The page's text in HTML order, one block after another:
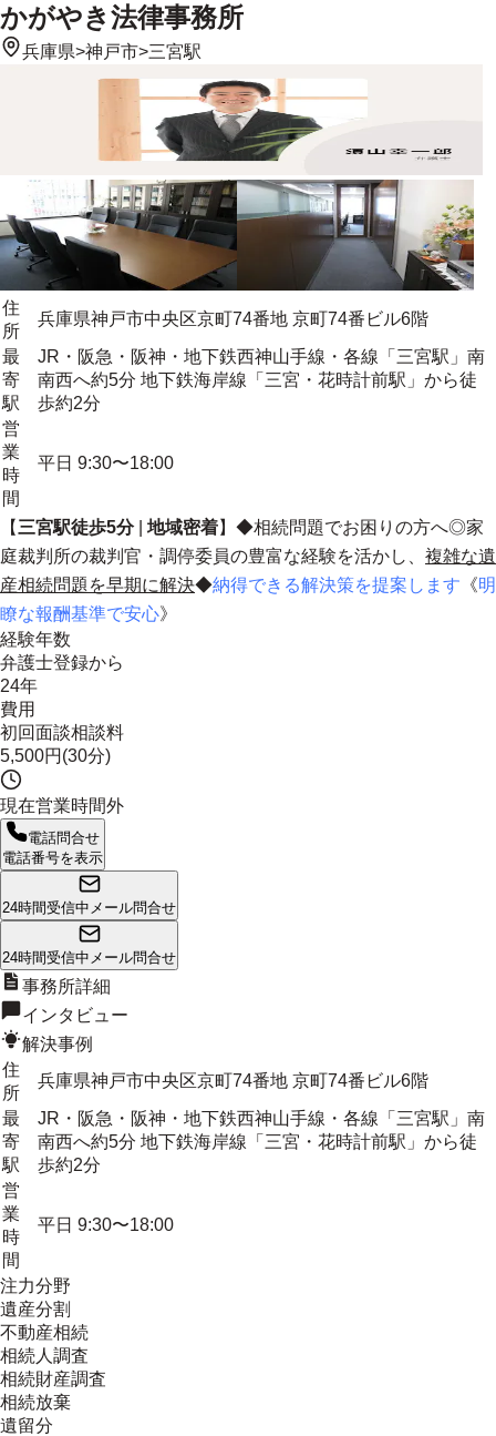
かがやき法律事務所
兵庫県>神戸市>三宮駅
住
所
兵庫県神戸市中央区京町74番地 京町74番ビル6階
最
寄
駅
JR・阪急・阪神・地下鉄西神山手線・各線「三宮駅」南
南西へ約5分 地下鉄海岸線「三宮・花時計前駅」から徒
歩約2分
営
業
時
間
平日 9:30〜18:00
【 三宮駅徒歩5分| 地域密着】◆相続問題でお困りの方へ◎家
庭裁判所の裁判官・調停委員の豊富な経験を活かし、 複雑な遺
産相続問題を早期に解決◆納得できる解決策を提案します 《明
瞭な報酬基準で安心》
経験年数
弁護士登録から
24年
費用
初回面談相談料
5,500円(30分)
現在営業時間外
電話問合せ
電話番号を表示
24時間受信中 メール問合せ
24時間受信中 メール問合せ
事務所詳細
インタビュー
解決事例
住
所
兵庫県神戸市中央区京町74番地 京町74番ビル6階
最
寄
駅
JR・阪急・阪神・地下鉄西神山手線・各線「三宮駅」南
南西へ約5分 地下鉄海岸線「三宮・花時計前駅」から徒
歩約2分
営
業
時
間
平日 9:30〜18:00
注力分野
遺産分割
不動産相続
相続人調査
相続財産調査
相続放棄
遺留分